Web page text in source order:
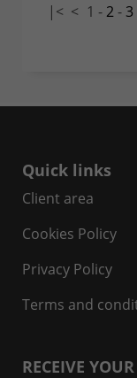
|< < 1 - 2- 3
Quick links
Client area
Cookies Policy
Privacy Policy
Terms and
RECEIVE